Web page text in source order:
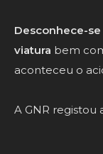
Desconhece-
viatura bem
aconteceu o
A GNR registou